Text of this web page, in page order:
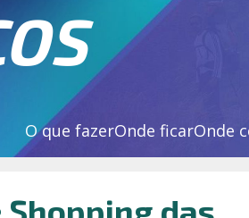
O que fazerOnde ficarOnde